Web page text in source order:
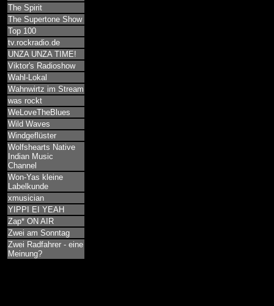
The Spirit
The Supertone Show
Top 100
tv.rockradio.de
UNZA UNZA TIME!
Viktor's Radioshow
Wahl-Lokal
Wahnwirtz im Stream
was rockt
WeLoveTheBlues
Wild Waves
Windgeflüster
Wolfshearts Native
Indian Music
Channel
Won-Yas kleine
Labelkunde
xmusician
YIPPI EI YEAH
Zap* ON AIR
Zwei am Sonntag
Zwei Radfahrer - eine
Meinung?